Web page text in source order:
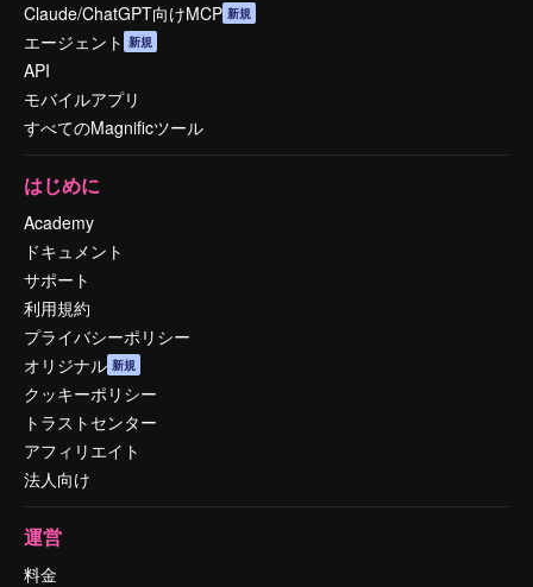
Claude/ChatGPT向けMCP 新規
エージェント 新規
API
モバイルアプリ
すべてのMagnificツール
はじめに
Academy
ドキュメント
サポート
利用規約
プライバシーポリシー
オリジナル 新規
クッキーポリシー
トラストセンター
アフィリエイト
法人向け
運営
料金